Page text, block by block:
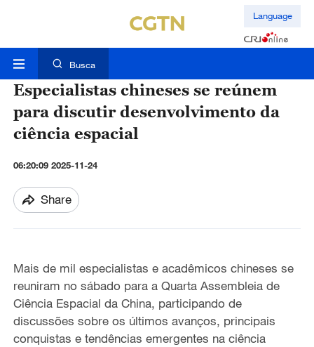
Language
Busca
Especialistas chineses se reúnem
para discutir desenvolvimento da
ciência espacial
06:20:09 2025-11-24
Share
Mais de mil especialistas e acadêmicos chineses se
reuniram no sábado para a Quarta Assembleia de
Ciência Espacial da China, participando de
discussões sobre os últimos avanços, principais
conquistas e tendências emergentes na ciência